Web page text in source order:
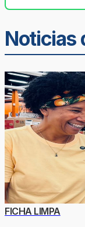
Noticias
FICHA LIMPA